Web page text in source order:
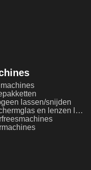
lassen/snijden
Beschermglas en lenzen laserlassen